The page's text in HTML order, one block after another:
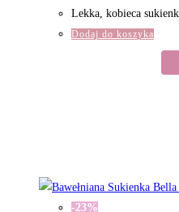
129.99
Lekka, kobieca
Dodaj do koszyka
-23%